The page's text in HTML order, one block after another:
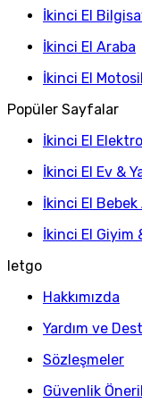
İkinci El
İkinci El Araba
İkinci El
Popüler Sayfalar
İkinci El
İkinci El Ev &
İkinci El
İkinci El Giyim
letgo
Hakkımızda
Yardım ve
Sözleşmeler
Güvenlik